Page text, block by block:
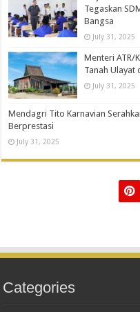
Tegaskan
Bangsa
July 31, 2025
Menteri ATR/
Tanah Ulayat
July 31, 2025
Mendagri Tito Karnavian
Berprestasi
July 31, 2025
Categories